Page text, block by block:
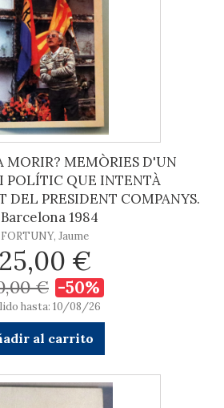
MORIR? MEMÒRIES D'UN
POLÍTIC QUE INTENTÀ
DEL PRESIDENT COMPANYS.
1984
FORTUNY, Jaume
25,00 €
€ -50%
hasta: 10/08/26
al carrito